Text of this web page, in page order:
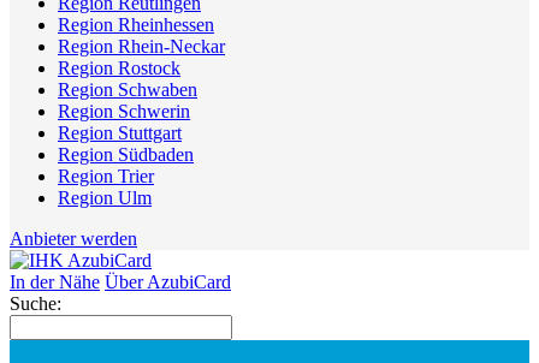
Region Rheinhessen
Region Rhein-Neckar
Region Rostock
Region Schwaben
Region Schwerin
Region Stuttgart
Region Südbaden
Region Trier
Region Ulm
Anbieter werden
In der Nähe Über AzubiCard
Suche: